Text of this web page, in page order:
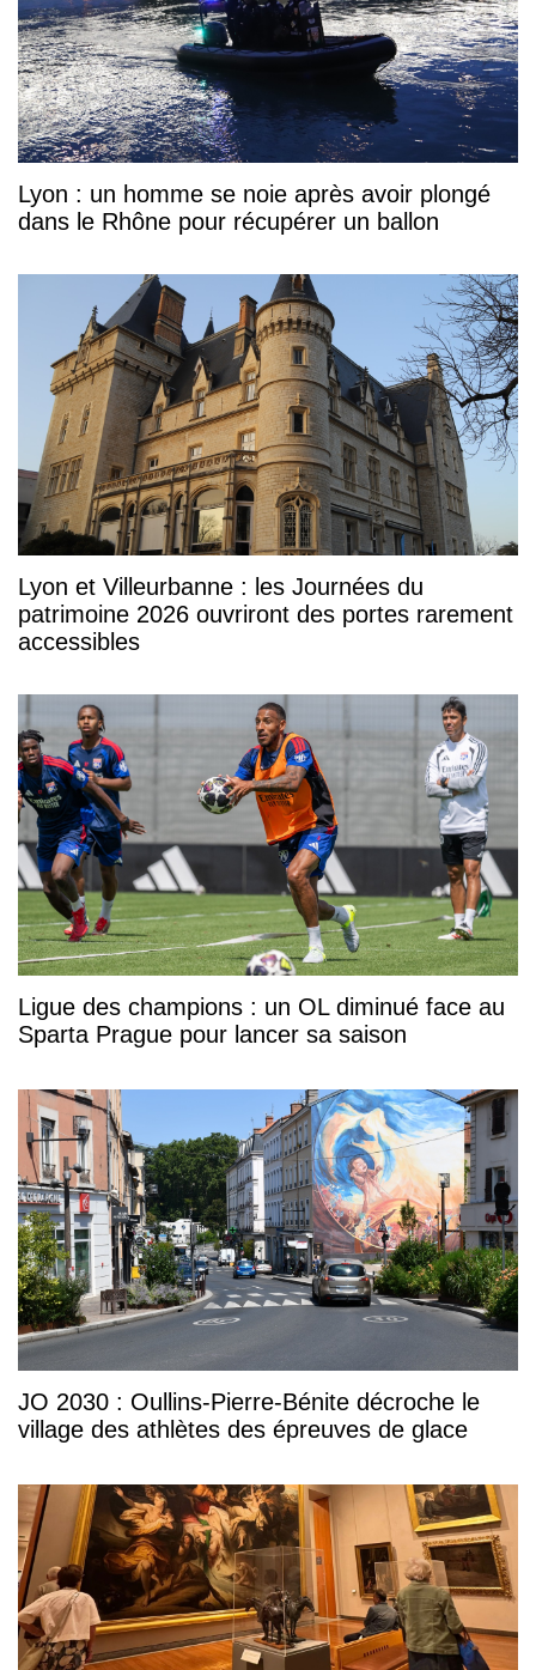
Lyon : un homme se noie après avoir plongé
dans le Rhône pour récupérer un ballon
Lyon et Villeurbanne : les Journées du
patrimoine 2026 ouvriront des portes rarement
accessibles
Ligue des champions : un OL diminué face au
Sparta Prague pour lancer sa saison
JO 2030 : Oullins-Pierre-Bénite décroche le
village des athlètes des épreuves de glace